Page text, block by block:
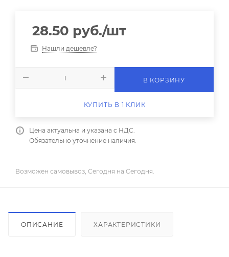
28.50 руб./шт
Нашли дешевле?
В КОРЗИНУ
КУПИТЬ В 1 КЛИК
Цена актуальна и указана с НДС.
Обязательно уточнение наличия.
Возможен самовывоз, Сегодня на Сегодня.
ОПИСАНИЕ ХАРАКТЕРИСТИКИ